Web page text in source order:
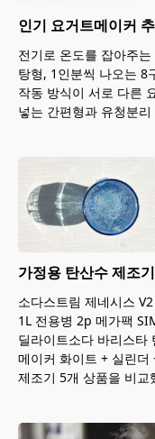
인기 요거트메이커
전기로 온도를 잡아주
탕형, 1인분씩 나오는 8
작동 방식이 서로 다른
넣는 간편형과 유청분
가정용 탄산수 제조
소다스트림 제네시스
1L 전용병 2p 메가팩
딜라이트소다 바리스타
메이커 화이트 + 실린더
제조기 5개 상품을 비교